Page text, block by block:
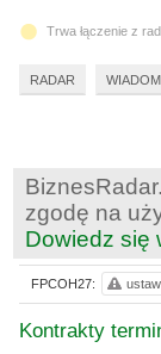
zgodę na
Dowiedz się
Kontrakty
FPCOH27:
Trwa łączenie z
RADAR